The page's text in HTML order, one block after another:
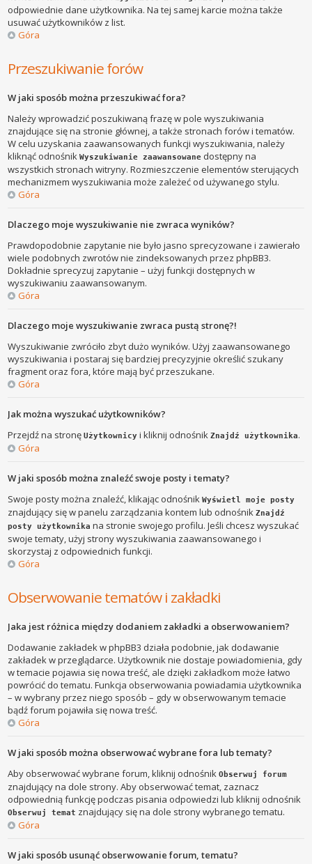
odpowiednie dane użytkownika. Na tej samej karcie można także
usuwać użytkowników z list.
Góra
Przeszukiwanie forów
W jaki sposób można przeszukiwać fora?
Należy wprowadzić poszukiwaną frazę w pole wyszukiwania
znajdujące się na stronie głównej, a także stronach forów i tematów.
W celu uzyskania zaawansowanych funkcji wyszukiwania, należy
kliknąć odnośnikWyszukiwanie zaawansowane dostępny na
wszystkich stronach witryny. Rozmieszczenie elementów sterujących
mechanizmem wyszukiwania może zależeć od używanego stylu.
Góra
Dlaczego moje wyszukiwanie nie zwraca wyników?
Prawdopodobnie zapytanie nie było jasno sprecyzowane i zawierało
wiele podobnych zwrotów nie zindeksowanych przez phpBB3.
Dokładnie sprecyzuj zapytanie – użyj funkcji dostępnych w
wyszukiwaniu zaawansowanym.
Góra
Dlaczego moje wyszukiwanie zwraca pustą stronę?!
Wyszukiwanie zwróciło zbyt dużo wyników. Użyj zaawansowanego
wyszukiwania i postaraj się bardziej precyzyjnie określić szukany
fragment oraz fora, które mają być przeszukane.
Góra
Jak można wyszukać użytkowników?
Przejdź na stronęUżytkownicy i kliknij odnośnikZnajdź użytkownika.
Góra
W jaki sposób można znaleźć swoje posty i tematy?
Swoje posty można znaleźć, klikając odnośnikWyświetl moje posty
znajdujący się w panelu zarządzania kontem lub odnośnikZnajdź
posty użytkownika na stronie swojego profilu. Jeśli chcesz wyszukać
swoje tematy, użyj strony wyszukiwania zaawansowanego i
skorzystaj z odpowiednich funkcji.
Góra
Obserwowanie tematów i zakładki
Jaka jest różnica między dodaniem zakładki a obserwowaniem?
Dodawanie zakładek w phpBB3 działa podobnie, jak dodawanie
zakładek w przeglądarce. Użytkownik nie dostaje powiadomienia, gdy
w temacie pojawia się nowa treść, ale dzięki zakładkom może łatwo
powrócić do tematu. Funkcja obserwowania powiadamia użytkownika
– w wybrany przez niego sposób – gdy w obserwowanym temacie
bądź forum pojawiła się nowa treść.
Góra
W jaki sposób można obserwować wybrane fora lub tematy?
Aby obserwować wybrane forum, kliknij odnośnikObserwuj forum
znajdujący na dole strony. Aby obserwować temat, zaznacz
odpowiednią funkcję podczas pisania odpowiedzi lub kliknij odnośnik
Obserwuj temat znajdujący się na dole strony wybranego tematu.
Góra
W jaki sposób usunąć obserwowanie forum, tematu?